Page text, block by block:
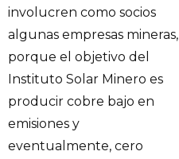
involucren como socios
algunas empresas mineras,
porque el objetivo del
Instituto Solar Minero es
producir cobre bajo en
emisiones y
eventualmente, cero